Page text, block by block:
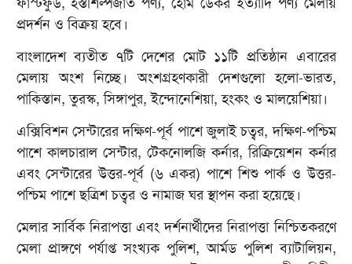
প্রদর্শন ও বিক্রয় হবে।
বাংলাদেশ ব্যতীত ৭টি দেশের মোট ১১টি প্রতিষ্ঠান এবারের
মেলায় অংশ নিচ্ছে। অংশগ্রহণকারী দেশগুলো হলো-ভারত,
পাকিস্তান, তুরস্ক, সিঙ্গাপুর, ইন্দোনেশিয়া, হংকং ও মালয়েশিয়া।
এক্সিবিশন সেন্টারের দক্ষিণ-পূর্ব পাশে জুলাই চত্বর, দক্ষিণ-পশ্চিম
পাশে কালচারাল সেন্টার, টেকনোলজি কর্নার, রিক্রিয়েশন কর্নার
এবং সেন্টারের উত্তর-পূর্ব (৬ একর) পাশে শিশু পার্ক ও উত্তর-
পশ্চিম পাশে ছত্রিশ চত্বর ও নামাজ ঘর স্থাপন করা হয়েছে।
মেলার সার্বিক নিরাপত্তা এবং দর্শনার্থীদের নিরাপত্তা নিশ্চিতকরণে
মেলা প্রাঙ্গণে পর্যাপ্ত সংখ্যক পুলিশ, আর্মড পুলিশ ব্যাটালিয়ন,